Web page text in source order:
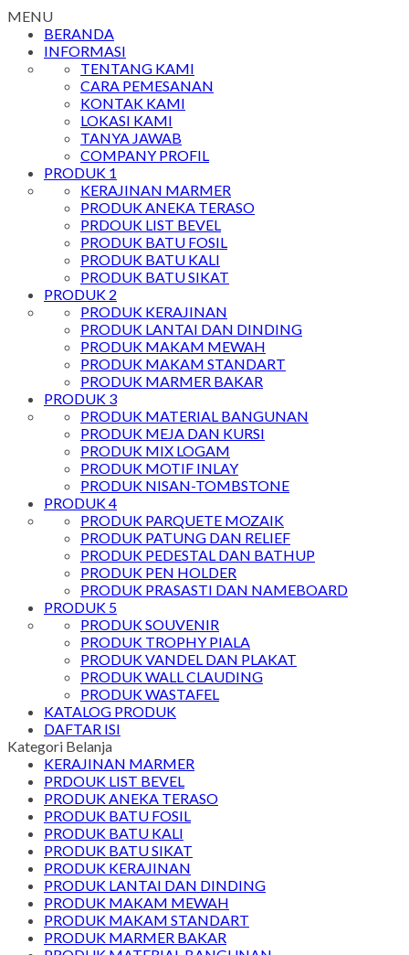
MENU
BERANDA
INFORMASI
TENTANG KAMI
CARA PEMESANAN
KONTAK KAMI
LOKASI KAMI
TANYA JAWAB
COMPANY PROFIL
PRODUK 1
KERAJINAN MARMER
PRODUK ANEKA TERASO
PRDOUK LIST BEVEL
PRODUK BATU FOSIL
PRODUK BATU KALI
PRODUK BATU SIKAT
PRODUK 2
PRODUK KERAJINAN
PRODUK LANTAI DAN DINDING
PRODUK MAKAM MEWAH
PRODUK MAKAM STANDART
PRODUK MARMER BAKAR
PRODUK 3
PRODUK MATERIAL BANGUNAN
PRODUK MEJA DAN KURSI
PRODUK MIX LOGAM
PRODUK MOTIF INLAY
PRODUK NISAN-TOMBSTONE
PRODUK 4
PRODUK PARQUETE MOZAIK
PRODUK PATUNG DAN RELIEF
PRODUK PEDESTAL DAN BATHUP
PRODUK PEN HOLDER
PRODUK PRASASTI DAN NAMEBOARD
PRODUK 5
PRODUK SOUVENIR
PRODUK TROPHY PIALA
PRODUK VANDEL DAN PLAKAT
PRODUK WALL CLAUDING
PRODUK WASTAFEL
KATALOG PRODUK
DAFTAR ISI
Kategori Belanja
KERAJINAN MARMER
PRDOUK LIST BEVEL
PRODUK ANEKA TERASO
PRODUK BATU FOSIL
PRODUK BATU KALI
PRODUK BATU SIKAT
PRODUK KERAJINAN
PRODUK LANTAI DAN DINDING
PRODUK MAKAM MEWAH
PRODUK MAKAM STANDART
PRODUK MARMER BAKAR